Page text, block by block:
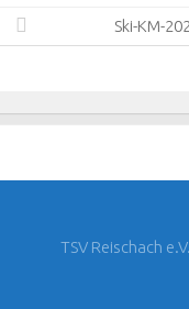
Ski-KM-
TSV Reischach